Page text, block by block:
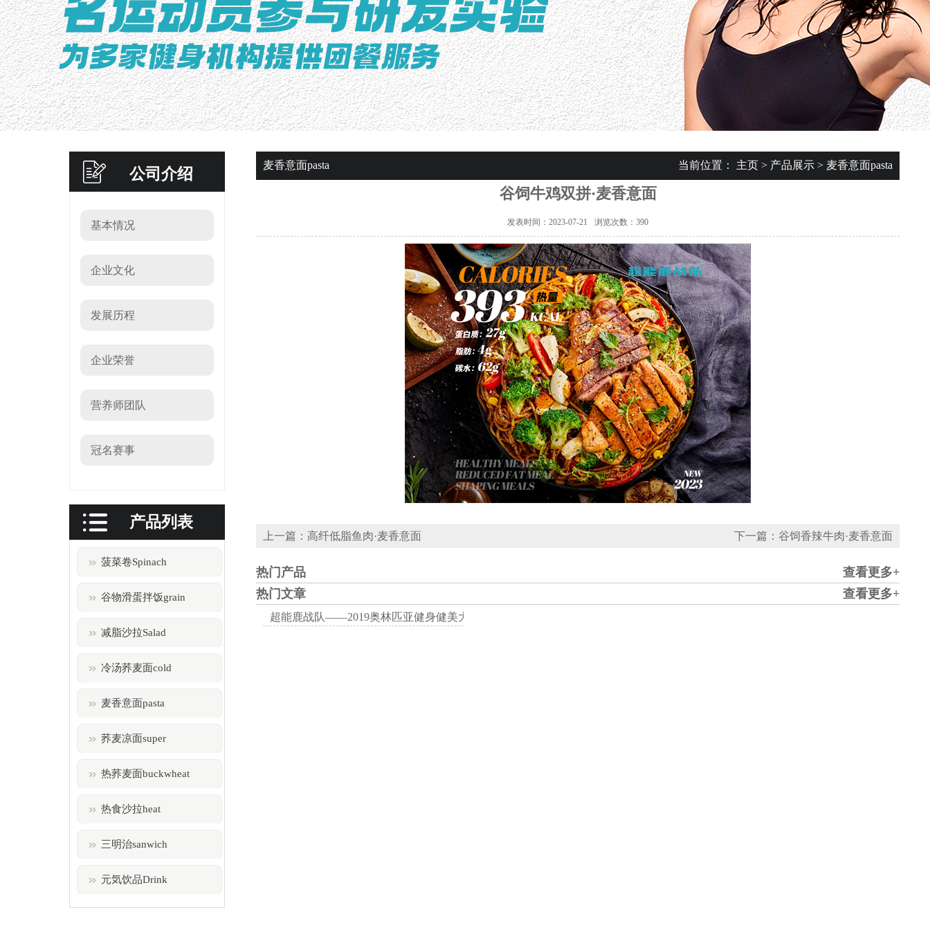
公司介绍
基本情况
企业文化
发展历程
企业荣誉
营养师团队
冠名赛事
产品列表
菠菜卷Spinach
谷物滑蛋拌饭grain
减脂沙拉Salad
冷汤荞麦面cold
麦香意面pasta
荞麦凉面super
热荞麦面buckwheat
热食沙拉heat
三明治sanwich
元気饮品Drink
麦香意面pasta 当前位置： 主页 > 产品展示 > 麦香意面pasta
谷饲牛鸡双拼·麦香意面
发表时间：2023-07-21 浏览次数： 390
上一篇：高纤低脂鱼肉·麦香意面 下一篇：谷饲香辣牛肉·麦香意面
热门产品
查看更多+
热门文章
查看更多+
超能鹿战队——2019奥林匹亚健身健美大赛指定餐品供应商